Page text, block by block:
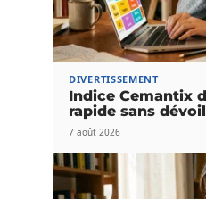
DIVERTISSEMENT
Indice Cemantix
rapide sans
7 août 2026